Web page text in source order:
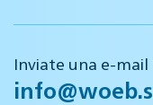
Inviate una e-mail